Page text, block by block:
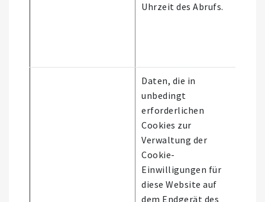
Uhrzeit des Abrufs.
Daten, die in
unbedingt
erforderlichen
Cookies zur
Verwaltung der
Cookie-
Einwilligungen für
diese Website auf
dem Endgerät des